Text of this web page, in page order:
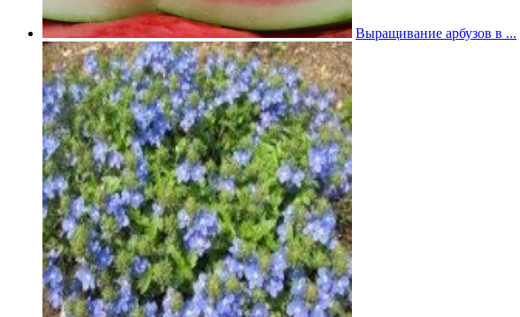
Выращивание арбузов в ...